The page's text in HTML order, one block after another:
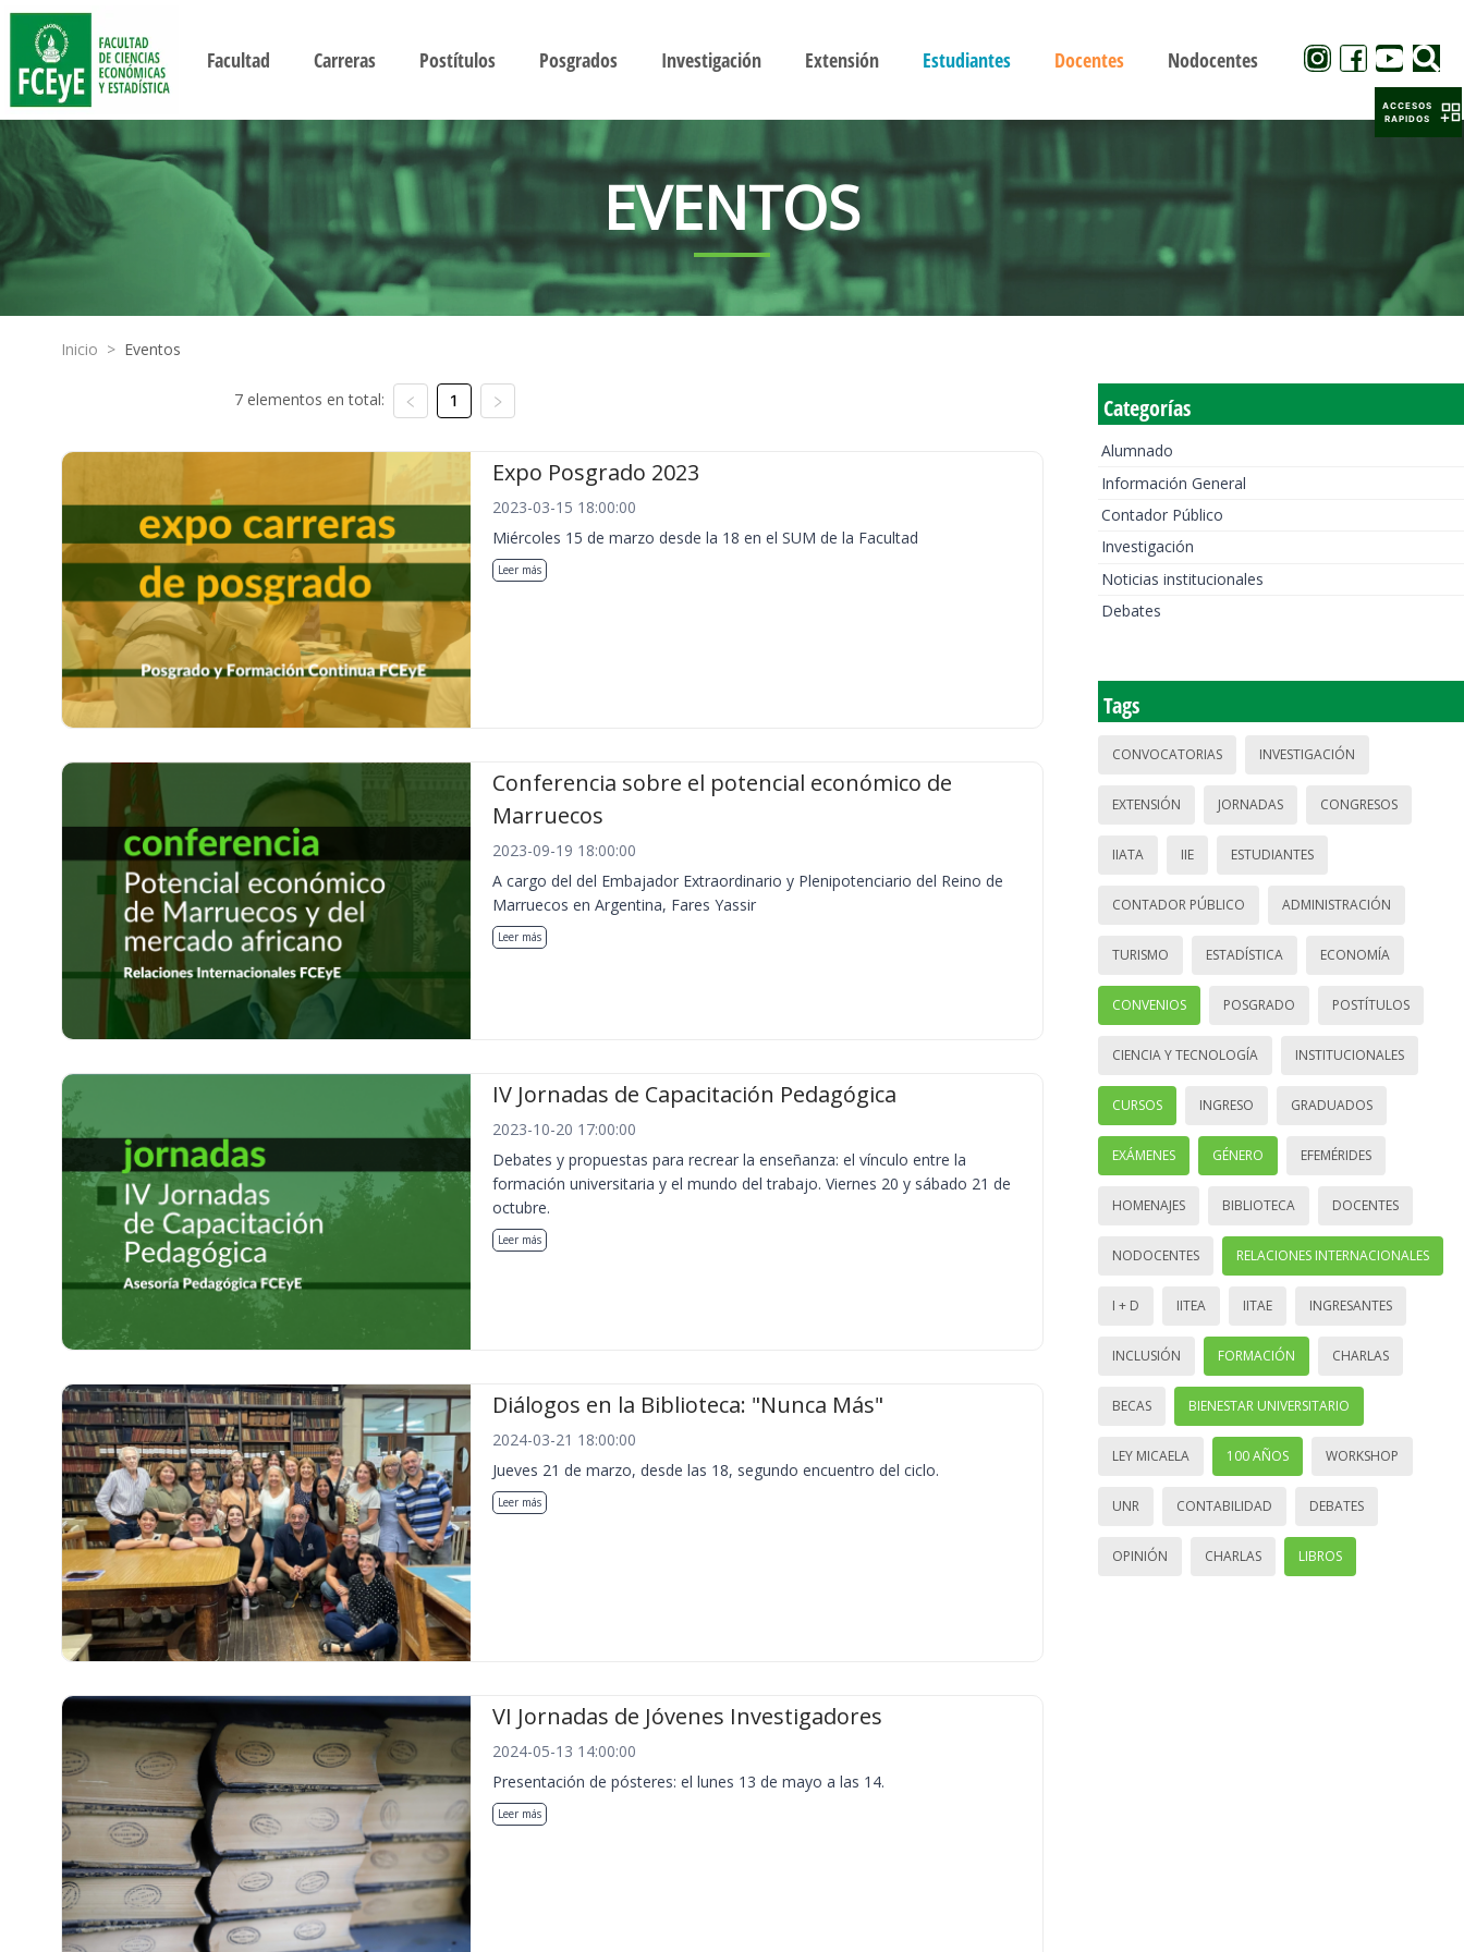
Facultad Carreras Postítulos Posgrados Investigación Extensión Estudiantes Docentes Nodocentes
EVENTOS
Inicio > Eventos
7 elementos en total: 1
Expo Posgrado 2023
2023-03-15 18:00:00
Miércoles 15 de marzo desde la 18 en el SUM de la Facultad
Leer más
Conferencia sobre el potencial económico de
Marruecos
2023-09-19 18:00:00
A cargo del del Embajador Extraordinario y Plenipotenciario del Reino de
Marruecos en Argentina, Fares Yassir
Leer más
IV Jornadas de Capacitación Pedagógica
2023-10-20 17:00:00
Debates y propuestas para recrear la enseñanza: el vínculo entre la
formación universitaria y el mundo del trabajo. Viernes 20 y sábado 21 de
octubre.
Leer más
Diálogos en la Biblioteca: "Nunca Más"
2024-03-21 18:00:00
Jueves 21 de marzo, desde las 18, segundo encuentro del ciclo.
Leer más
VI Jornadas de Jóvenes Investigadores
2024-05-13 14:00:00
Presentación de pósteres: el lunes 13 de mayo a las 14.
Leer más
Categorías
Alumnado
Información General
Contador Público
Investigación
Noticias institucionales
Debates
Tags
CONVOCATORIAS INVESTIGACIÓN
EXTENSIÓN JORNADAS CONGRESOS
IIATA IIE ESTUDIANTES
CONTADOR PÚBLICO ADMINISTRACIÓN
TURISMO ESTADÍSTICA ECONOMÍA
CONVENIOS POSGRADO POSTÍTULOS
CIENCIA Y TECNOLOGÍA INSTITUCIONALES
CURSOS INGRESO GRADUADOS
EXÁMENES GÉNERO EFEMÉRIDES
HOMENAJES BIBLIOTECA DOCENTES
NODOCENTES RELACIONES INTERNACIONALES
I + D IITEA IITAE INGRESANTES
INCLUSIÓN FORMACIÓN CHARLAS
BECAS BIENESTAR UNIVERSITARIO
LEY MICAELA 100 AÑOS WORKSHOP
UNR CONTABILIDAD DEBATES
OPINIÓN CHARLAS LIBROS
ACCESOS
RAPIDOS